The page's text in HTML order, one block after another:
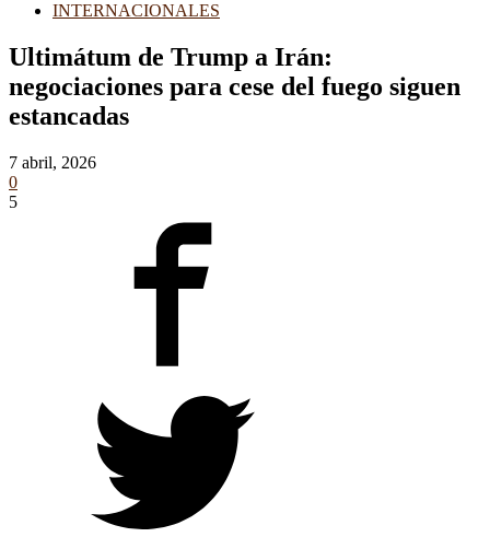
INTERNACIONALES
Ultimátum de Trump a Irán:
negociaciones para cese del fuego siguen
estancadas
7 abril, 2026
0
5